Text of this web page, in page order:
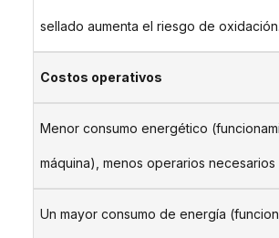
sellado aumenta el riesgo de oxidación.
Costos operativos
Menor consumo energético
máquina), menos operarios necesarios
Un mayor consumo de energía